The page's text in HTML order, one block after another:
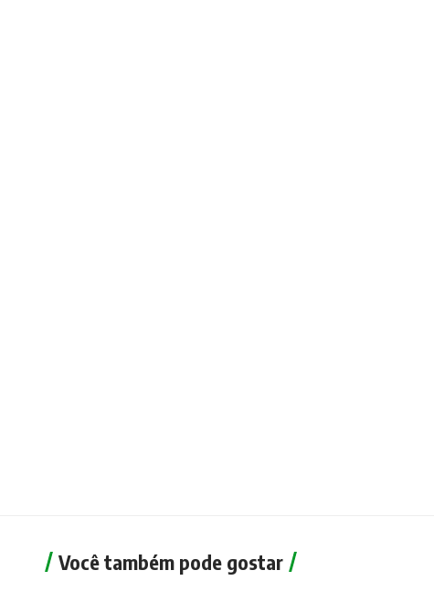
Você também pode gostar